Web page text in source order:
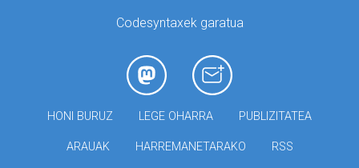
Codesyntaxek garatua
HONI BURUZ LEGE OHARRA PUBLIZITATEA
ARAUAK HARREMANETARAKO RSS